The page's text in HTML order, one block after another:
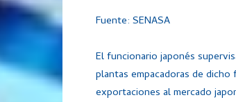
Fuente: SENASA
El funcionario japonés
plantas empacadoras de
exportaciones al mercado